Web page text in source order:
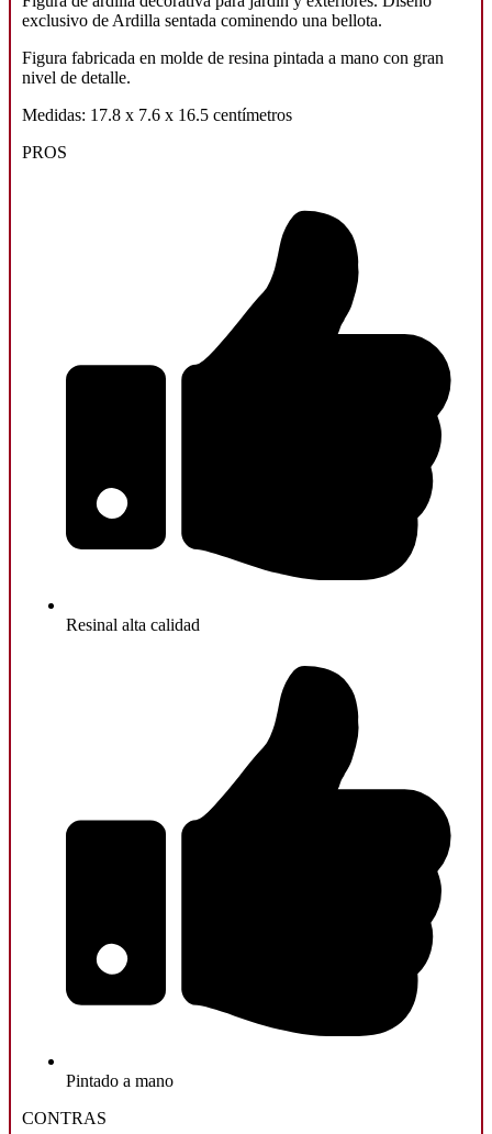
exclusivo de Ardilla sentada cominendo una bellota.
Figura fabricada en molde de resina pintada a mano con gran
nivel de detalle.
Medidas: 17.8 x 7.6 x 16.5 centímetros
PROS
Resinal alta calidad
Pintado a mano
CONTRAS